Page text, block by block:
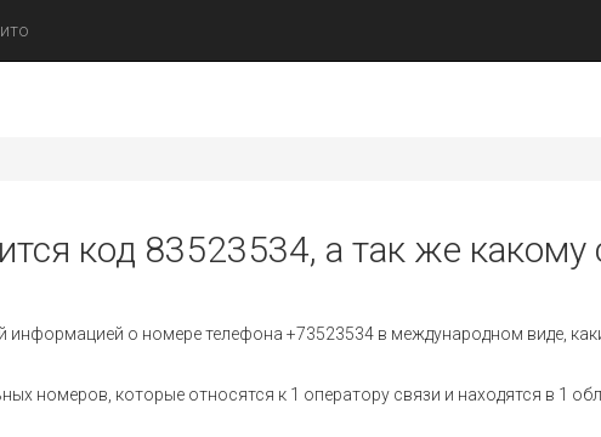
код 83523534, а так же какому
о номере телефона +73523534 в международном виде,
номеров, которые относятся к 1 оператору связи и находятся в 1